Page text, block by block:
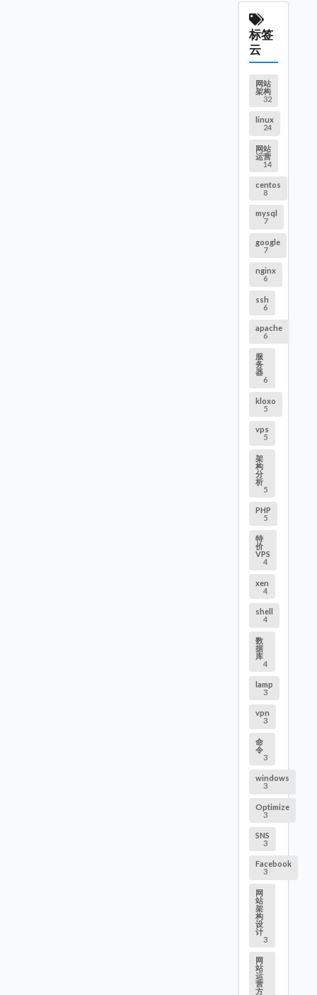
标签
云
网站
架构
32
linux
24
网站
运营
14
centos
8
mysql
7
google
7
nginx
6
ssh
6
apache
6
服
务
器
6
kloxo
5
vps
5
架
构
分
析
5
PHP
5
特
价
VPS
4
xen
4
shell
4
数
据
库
4
lamp
3
vpn
3
命
令
3
windows
3
Optimize
3
SNS
3
Facebook
3
网
站
架
构
设
计
3
网
站
运
营
方